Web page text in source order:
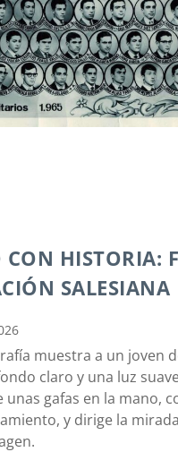
CON HISTORIA:
SALESIANA
muestra a un joven
claro y una luz
unas gafas en la mano,
y dirige la